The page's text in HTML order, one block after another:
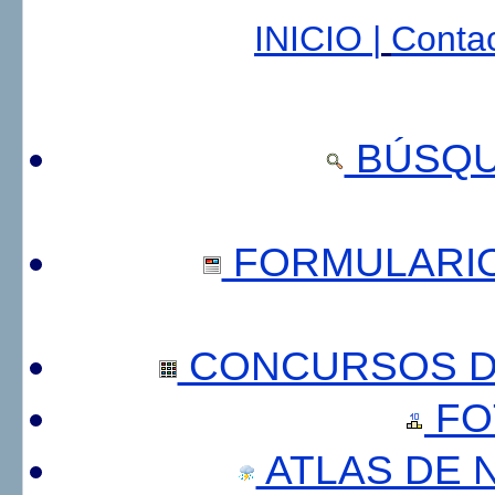
INICIO |
CONCURSOS
ATLAS DE